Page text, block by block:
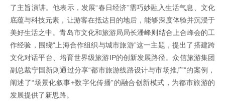
了主旨演讲。他表示，发展“春日经济”需巧妙融入生活气息、文化
底蕴与科技元素，让游客在抵达目的地后，能够深度体验并沉浸于
美好生活之中。青岛市文化和旅游局局长潘峰则结合上合峰会的工
作经验，围绕“上海合作组织与城市旅游”这一主题，提出了搭建跨
文化对话平台、培育世界级旅游IP的创新发展路径。众信旅游集团
副总裁宁国新则通过分享“都市旅游线路设计与市场推广”的案例，
阐述了“场景化叙事+数字化传播”的融合创新模式，为都市旅游的
发展提供了新思路。